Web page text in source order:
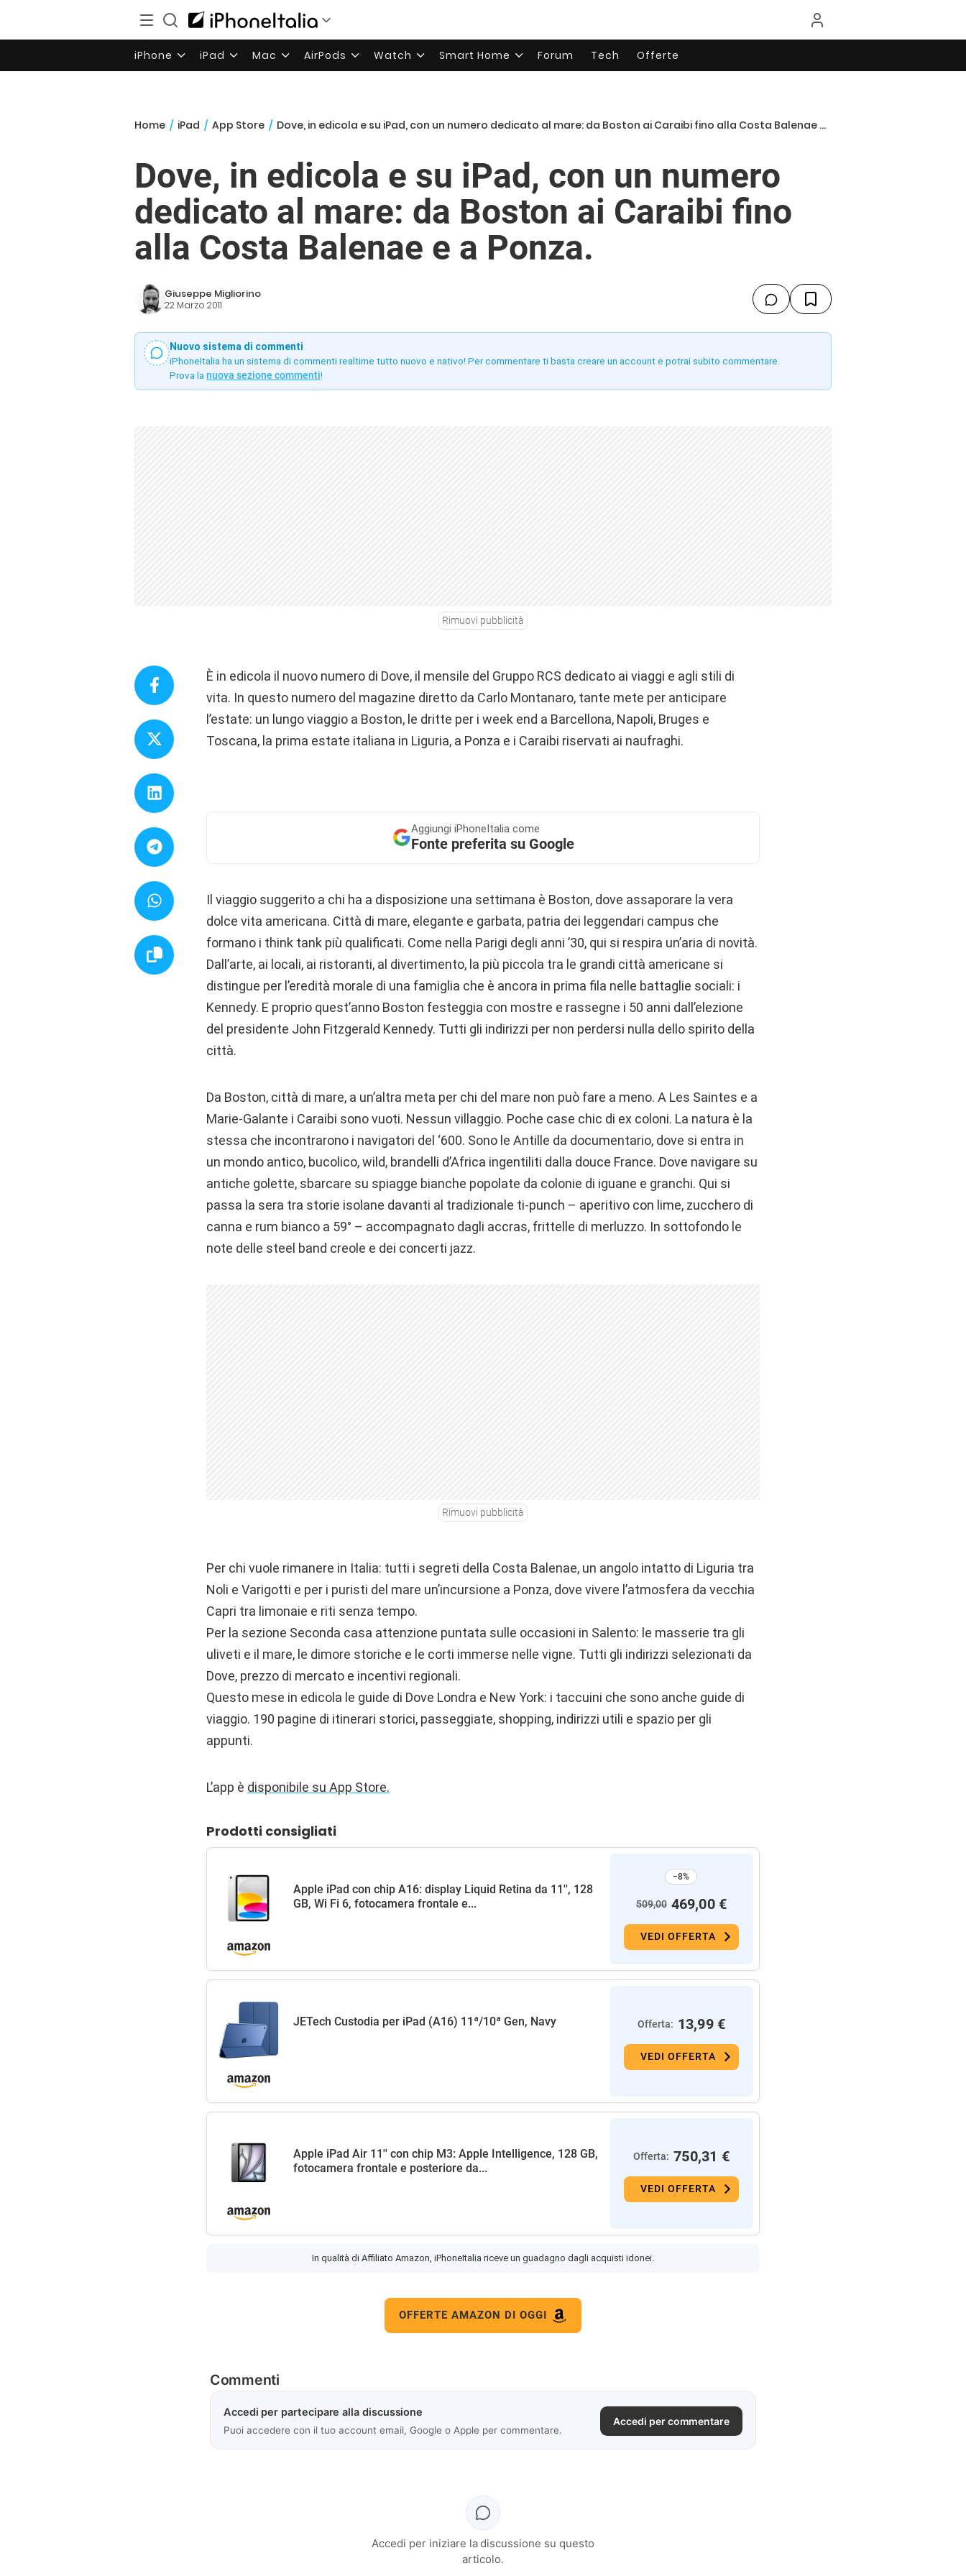
iPhone iPad Mac AirPods Watch Smart Home Forum Tech Offerte
Home / iPad / App Store / Dove, in edicola e su iPad, con un numero dedicato al mare: da Boston ai Caraibi fino alla Costa Balenae e a Ponza.
Dove, in edicola e su iPad, con un numero
dedicato al mare: da Boston ai Caraibi fino
alla Costa Balenae e a Ponza.
Giuseppe Migliorino
22 Marzo 2011
Nuovo sistema di commenti
iPhoneItalia ha un sistema di commenti realtime tutto nuovo e nativo! Per commentare ti basta creare un account e potrai subito commentare.
Prova la nuova sezione commenti!
Rimuovi pubblicità
È in edicola il nuovo numero di Dove, il mensile del Gruppo RCS dedicato ai viaggi e agli stili di
vita. In questo numero del magazine diretto da Carlo Montanaro, tante mete per anticipare
l’estate: un lungo viaggio a Boston, le dritte per i week end a Barcellona, Napoli, Bruges e
Toscana, la prima estate italiana in Liguria, a Ponza e i Caraibi riservati ai naufraghi.
Aggiungi iPhoneItalia come
Fonte preferita su Google
Il viaggio suggerito a chi ha a disposizione una settimana è Boston, dove assaporare la vera
dolce vita americana. Città di mare, elegante e garbata, patria dei leggendari campus che
formano i think tank più qualificati. Come nella Parigi degli anni ’30, qui si respira un’aria di novità.
Dall’arte, ai locali, ai ristoranti, al divertimento, la più piccola tra le grandi città americane si
distingue per l’eredità morale di una famiglia che è ancora in prima fila nelle battaglie sociali: i
Kennedy. E proprio quest’anno Boston festeggia con mostre e rassegne i 50 anni dall’elezione
del presidente John Fitzgerald Kennedy. Tutti gli indirizzi per non perdersi nulla dello spirito della
città.
Da Boston, città di mare, a un’altra meta per chi del mare non può fare a meno. A Les Saintes e a
Marie-Galante i Caraibi sono vuoti. Nessun villaggio. Poche case chic di ex coloni. La natura è la
stessa che incontrarono i navigatori del ‘600. Sono le Antille da documentario, dove si entra in
un mondo antico, bucolico, wild, brandelli d’Africa ingentiliti dalla douce France. Dove navigare su
antiche golette, sbarcare su spiagge bianche popolate da colonie di iguane e granchi. Qui si
passa la sera tra storie isolane davanti al tradizionale ti-punch – aperitivo con lime, zucchero di
canna e rum bianco a 59° – accompagnato dagli accras, frittelle di merluzzo. In sottofondo le
note delle steel band creole e dei concerti jazz.
Rimuovi pubblicità
Per chi vuole rimanere in Italia: tutti i segreti della Costa Balenae, un angolo intatto di Liguria tra
Noli e Varigotti e per i puristi del mare un’incursione a Ponza, dove vivere l’atmosfera da vecchia
Capri tra limonaie e riti senza tempo.
Per la sezione Seconda casa attenzione puntata sulle occasioni in Salento: le masserie tra gli
uliveti e il mare, le dimore storiche e le corti immerse nelle vigne. Tutti gli indirizzi selezionati da
Dove, prezzo di mercato e incentivi regionali.
Questo mese in edicola le guide di Dove Londra e New York: i taccuini che sono anche guide di
viaggio. 190 pagine di itinerari storici, passeggiate, shopping, indirizzi utili e spazio per gli
appunti.
L’app è disponibile su App Store.
Prodotti consigliati
Apple iPad con chip A16: display Liquid Retina da 11'', 128
GB, Wi Fi 6, fotocamera frontale e...
−8%
509,00 469,00 €
VEDI OFFERTA
JETech Custodia per iPad (A16) 11ª/10ª Gen, Navy Offerta: 13,99 €
VEDI OFFERTA
Apple iPad Air 11'' con chip M3: Apple Intelligence, 128 GB,
fotocamera frontale e posteriore da...
Offerta: 750,31 €
VEDI OFFERTA
In qualità di Affiliato Amazon, iPhoneItalia riceve un guadagno dagli acquisti idonei.
OFFERTE AMAZON DI OGGI
Commenti
Accedi per partecipare alla discussione
Puoi accedere con il tuo account email, Google o Apple per commentare.
Accedi per commentare
Accedi per iniziare la discussione su questo
articolo.